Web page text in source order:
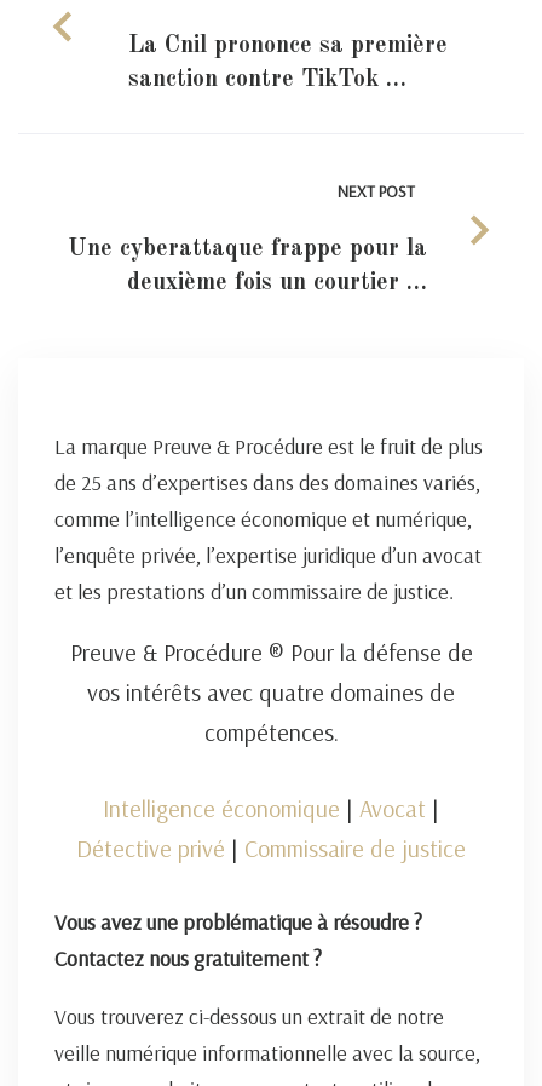
La Cnil prononce sa première
sanction contre TikTok …
NEXT POST
Une cyberattaque frappe pour la
deuxième fois un courtier …
La marque Preuve & Procédure est le fruit de plus
de 25 ans d’expertises dans des domaines variés,
comme l’intelligence économique et numérique,
l’enquête privée, l’expertise juridique d’un avocat
et les prestations d’un commissaire de justice.
Preuve & Procédure ® Pour la défense de
vos intérêts avec quatre domaines de
compétences.
Intelligence économique | Avocat |
Détective privé | Commissaire de justice
Vous avez une problématique à résoudre ?
Contactez nous gratuitement ?
Vous trouverez ci-dessous un extrait de notre
veille numérique informationnelle avec la source,